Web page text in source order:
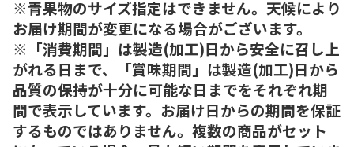
※青果物のサイズ指定はできません。天候により
お届け期間が変更になる場合がございます。
※「消費期間」は製造(加工)日から安全に召し上
がれる日まで、「賞味期間」は製造(加工)日から
品質の保持が十分に可能な日までをそれぞれ期
間で表示しています。お届け日からの期間を保証
するものではありません。複数の商品がセット